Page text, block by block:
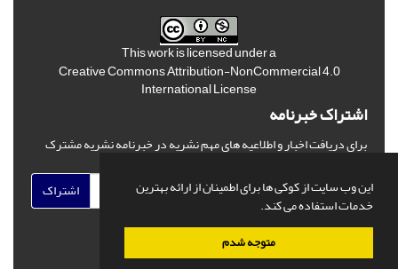
این وب سایت از کوکی ها برای اطمینان از ارائه بهترین
خدمات استفاده می کند.
متوجه شدم
This work is licensed under a
Creative Commons Attribution-NonCommercial 4.0
International License
اشتراک خبرنامه
برای دریافت اخبار و اطلاعیه های مهم نشریه در خبرنامه نشریه مشترک
اشتراک